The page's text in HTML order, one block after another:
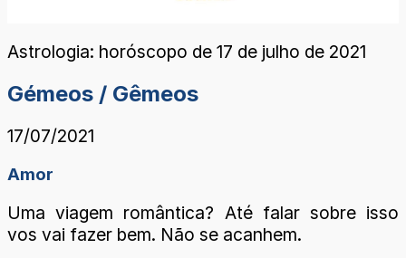
Astrologia: horóscopo de 17 de julho de 2021
Gémeos / Gêmeos
17/07/2021
Amor
Uma viagem romântica? Até falar sobre isso
vos vai fazer bem. Não se acanhem.